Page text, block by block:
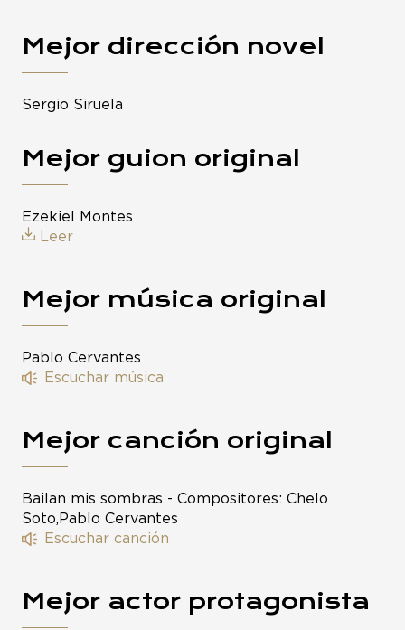
Mejor dirección novel
Sergio Siruela
Mejor guion original
Ezekiel Montes
Leer
Mejor música original
Pablo Cervantes
Escuchar música
Mejor canción original
Bailan mis sombras - Compositores: Chelo
Soto,Pablo Cervantes
Escuchar canción
Mejor actor protagonista